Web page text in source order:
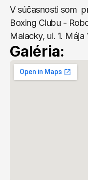
V súčasnosti som
Boxing Clubu -
Malacky, ul. 1. Mája
Galéria: